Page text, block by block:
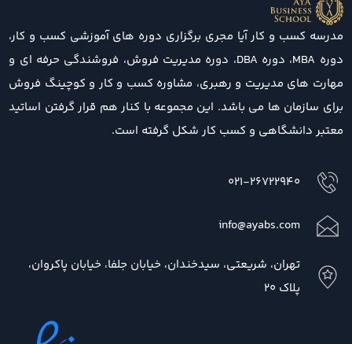
مدرسه کسب و کار آیا مجری برگزاری دوره های آموزشی کسب و کار،
دوره MBA، دوره DBA، دوره مدیریت فروش، فروشندگی حرفه ای و
مهارت های مدیریت و رهبری، مشاوره کسب و کار و کوچینگ فروش
برای سازمان ها می باشد. این مجموعه با کنار هم قرار گرفتن اساتید
معتبر دانشگاهی و کسب کار شکل گرفته است.
021-26722940
info@ayabs.com
تهران، شریعتی، سیدخندان، خیابان جلفا، خیابان پاکروان،
پلاک 20